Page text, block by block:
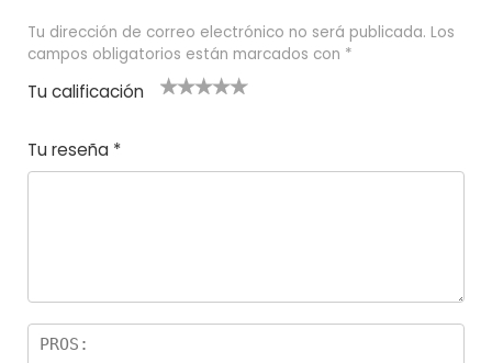
Tu dirección de correo electrónico no será publicada. Los
campos obligatorios están marcados con *
Tu calificación
e
el
5
las
s
Tu reseña *